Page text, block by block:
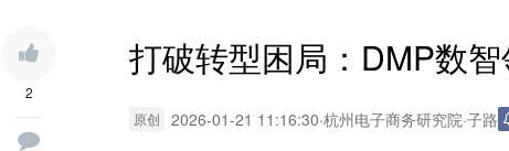
2
打破转型困局：DMP数
原创 2026-01-21 11:16:30·杭州电子商务研究院·子路